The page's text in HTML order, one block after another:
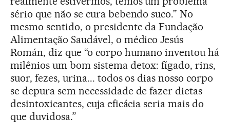
sério que não se cura bebendo suco.” No
mesmo sentido, o presidente da Fundação
Alimentação Saudável, o médico Jesús
Román, diz que “o corpo humano inventou há
milênios um bom sistema detox: fígado, rins,
suor, fezes, urina... todos os dias nosso corpo
se depura sem necessidade de fazer dietas
desintoxicantes, cuja eficácia seria mais do
que duvidosa.”